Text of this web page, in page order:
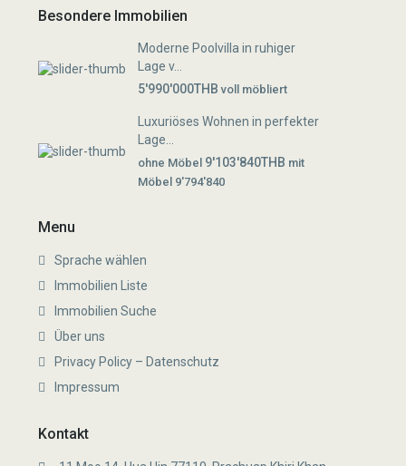
Besondere Immobilien
Moderne Poolvilla in ruhiger
Lage v...
5'990'000THBvoll möbliert
Luxuriöses Wohnen in perfekter
Lage...
ohne Möbel 9'103'840THB mit
Möbel 9'794'840
Menu
Sprache wählen
Immobilien Liste
Immobilien Suche
Über uns
Privacy Policy – Datenschutz
Impressum
Kontakt